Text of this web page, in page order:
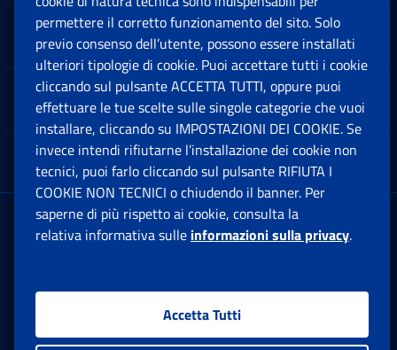
Software
Note Legali
App mobile
Sede Legale : Via Ciro il Grande, 21
00144 Roma
permettere il corretto funzionamento del sito. Solo
previo consenso dell’utente, possono essere installati
ulteriori tipologie di cookie. Puoi accettare tutti i cookie
cliccando sul pulsante ACCETTA TUTTI, oppure puoi
effettuare le tue scelte sulle singole categorie che vuoi
installare, cliccando su IMPOSTAZIONI DEI COOKIE. Se
invece intendi rifiutarne l’installazione dei cookie non
tecnici, puoi farlo cliccando sul pulsante RIFIUTA I
COOKIE NON TECNICI o chiudendo il banner. Per
saperne di più rispetto ai cookie, consulta la
relativa informativa sulle informazioni sulla privacy.
Accetta Tutti